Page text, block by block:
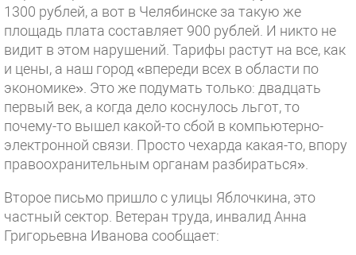
1300 рублей, а вот в Челябинске за такую же
площадь плата составляет 900 рублей. И никто не
видит в этом нарушений. Тарифы растут на все, как
и цены, а наш город «впереди всех в области по
экономике». Это же подумать только: двадцать
первый век, а когда дело коснулось льгот, то
почему-то вышел какой-то сбой в компьютерно-
электронной связи. Просто чехарда какая-то, впору
правоохранительным органам разбираться».
Второе письмо пришло с улицы Яблочкина, это
частный сектор. Ветеран труда, инвалид Анна
Григорьевна Иванова сообщает: